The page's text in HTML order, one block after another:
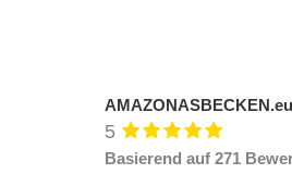
AMAZONASBECKEN.eu
5
Basierend auf 271